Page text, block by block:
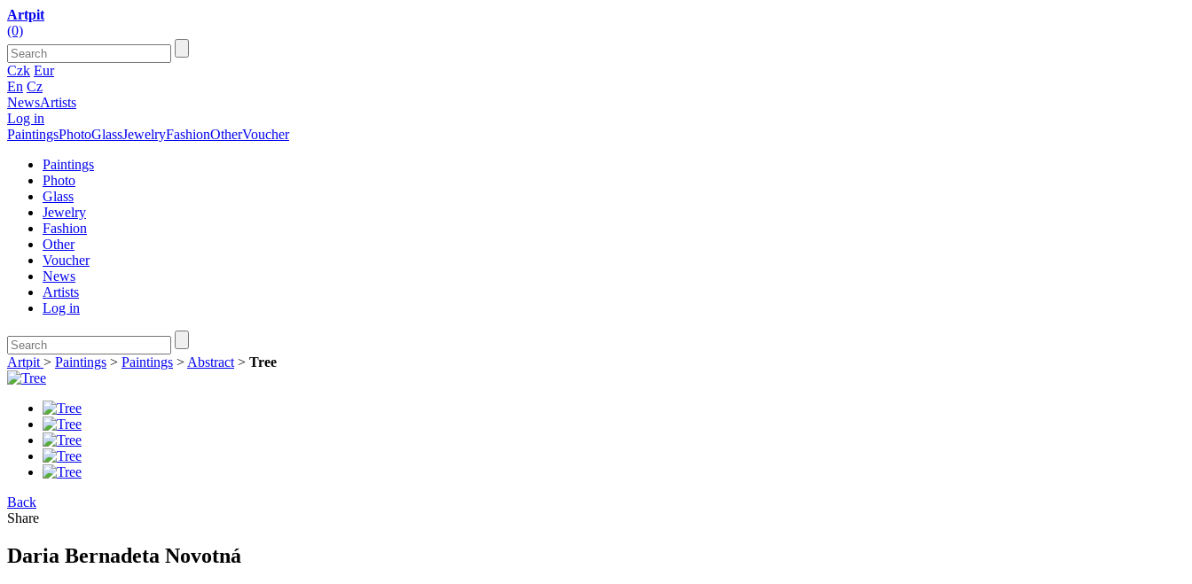
Artpit
(0)
Czk Eur
En Cz
NewsArtists
Log in
PaintingsPhotoGlassJewelryFashionOtherVoucher
Paintings
Photo
Glass
Jewelry
Fashion
Other
Voucher
News
Artists
Log in
Artpit > Paintings > Paintings > Abstract > Tree
Back
Share
Daria Bernadeta Novotná